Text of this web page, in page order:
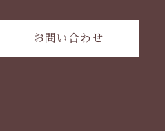
お問い合わせ